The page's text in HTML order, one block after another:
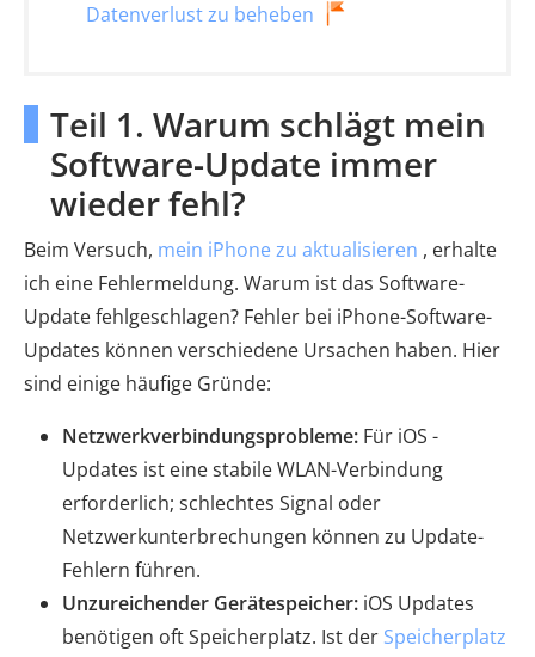
Datenverlust zu beheben
Teil 1. Warum schlägt mein
Software-Update immer
wieder fehl?
Beim Versuch, mein iPhone zu aktualisieren , erhalte
ich eine Fehlermeldung. Warum ist das Software-
Update fehlgeschlagen? Fehler bei iPhone-Software-
Updates können verschiedene Ursachen haben. Hier
sind einige häufige Gründe:
Netzwerkverbindungsprobleme: Für iOS -
Updates ist eine stabile WLAN-Verbindung
erforderlich; schlechtes Signal oder
Netzwerkunterbrechungen können zu Update-
Fehlern führen.
Unzureichender Gerätespeicher: iOS Updates
benötigen oft Speicherplatz. Ist der Speicherplatz